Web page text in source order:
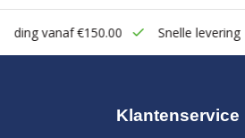
vanaf €150.00 Snelle levering
Klantenservice